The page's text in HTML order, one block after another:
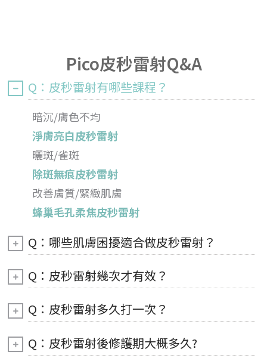
Pico皮秒雷射Q&A
Q：皮秒雷射有哪些課程？
暗沉/膚色不均
淨膚亮白皮秒雷射
曬斑/雀斑
除斑無痕皮秒雷射
改善膚質/緊緻肌膚
蜂巢毛孔柔焦皮秒雷射
Q：哪些肌膚困擾適合做皮秒雷射？
Q：皮秒雷射幾次才有效？
Q：皮秒雷射多久打一次？
Q：皮秒雷射後修護期大概多久?